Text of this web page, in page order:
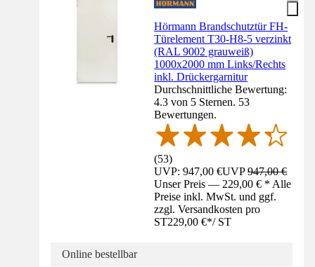
Hörmann Brandschutztür FH-
Türelement T30-H8-5 verzinkt
(RAL 9002 grauweiß)
1000x2000 mm Links/Rechts
inkl. Drückergarnitur
Durchschnittliche Bewertung:
4.3 von 5 Sternen. 53
Bewertungen.
(53)
UVP: 947,00 €UVP947,00 €
Unser Preis — 229,00 € * Alle
Preise inkl. MwSt. und ggf.
zzgl. Versandkosten pro
ST229,00 €*/ ST
Online bestellbar